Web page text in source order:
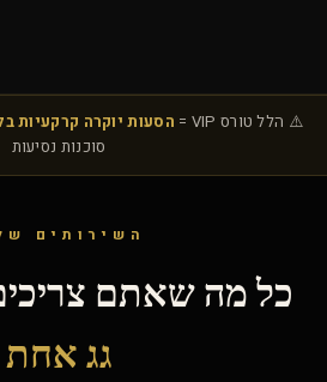
⚠️ הלל טורס VIP = הסעות יוקרה קרקעיות
סוכנות נסיעות
השירותים
כל מה שאתם
גג אחת